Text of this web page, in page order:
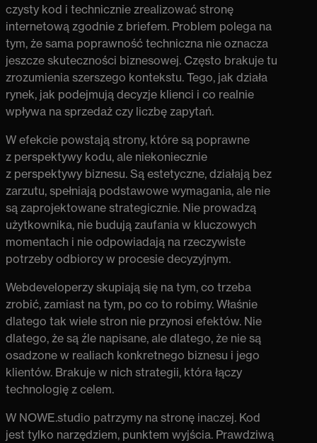
czysty kod i technicznie zrealizować stronę
internetową zgodnie z briefem. Problem polega na
tym, że sama poprawność techniczna nie oznacza
jeszcze skuteczności biznesowej. Często brakuje tu
zrozumienia szerszego kontekstu. Tego, jak działa
rynek, jak podejmują decyzje klienci i co realnie
wpływa na sprzedaż czy liczbę zapytań.
W efekcie powstają strony, które są poprawne
z perspektywy kodu, ale niekoniecznie
z perspektywy biznesu. Są estetyczne, działają bez
zarzutu, spełniają podstawowe wymagania, ale nie
są zaprojektowane strategicznie. Nie prowadzą
użytkownika, nie budują zaufania w kluczowych
momentach i nie odpowiadają na rzeczywiste
potrzeby odbiorcy w procesie decyzyjnym.
Webdeveloperzy skupiają się na tym, co trzeba
zrobić, zamiast na tym, po co to robimy. Właśnie
dlatego tak wiele stron nie przynosi efektów. Nie
dlatego, że są źle napisane, ale dlatego, że nie są
osadzone w realiach konkretnego biznesu i jego
klientów. Brakuje w nich strategii, która łączy
technologię z celem.
W NOWE.studio patrzymy na stronę inaczej. Kod
jest tylko narzędziem, punktem wyjścia. Prawdziwą